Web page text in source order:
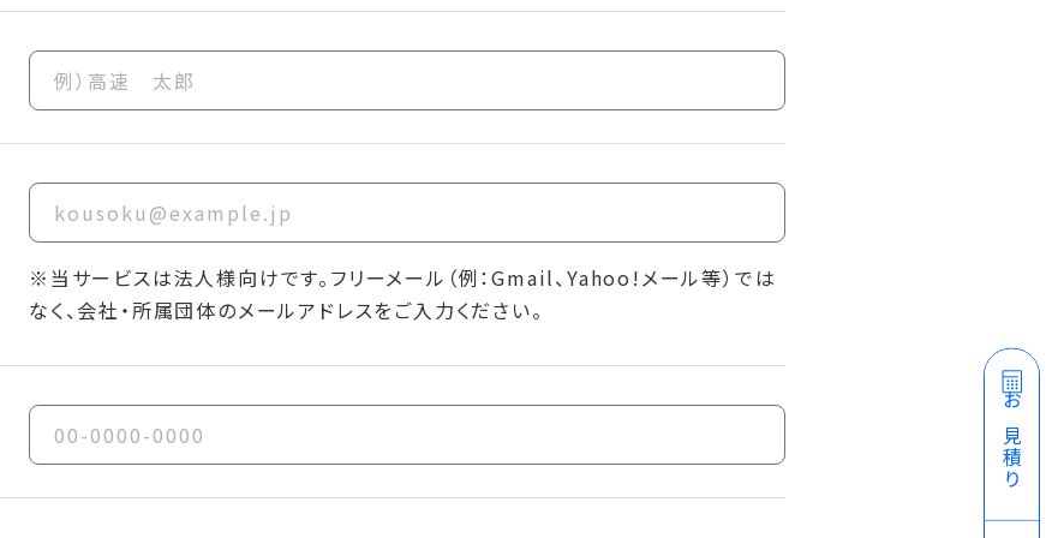
※当サービスは法人様向けです。フリーメール（例：Gmail、Yahoo!メール等）では
なく、会社・所属団体のメールアドレスをご入力ください。
お見積り